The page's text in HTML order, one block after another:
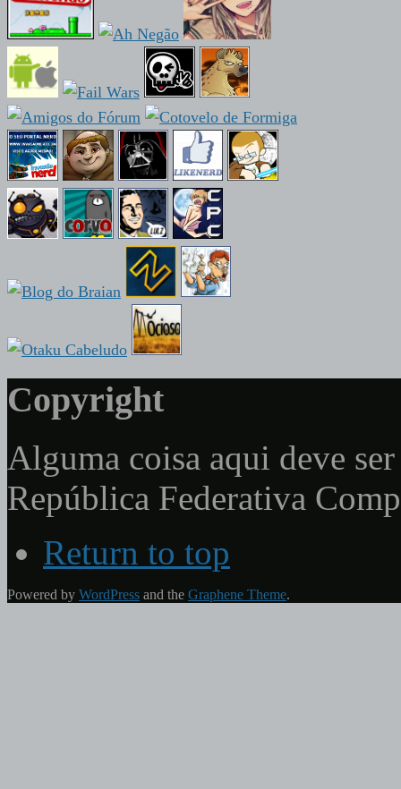
Copyright
Alguma coisa aqui deve
República Federativa
Return to top
Powered by WordPress and the Graphene Theme.